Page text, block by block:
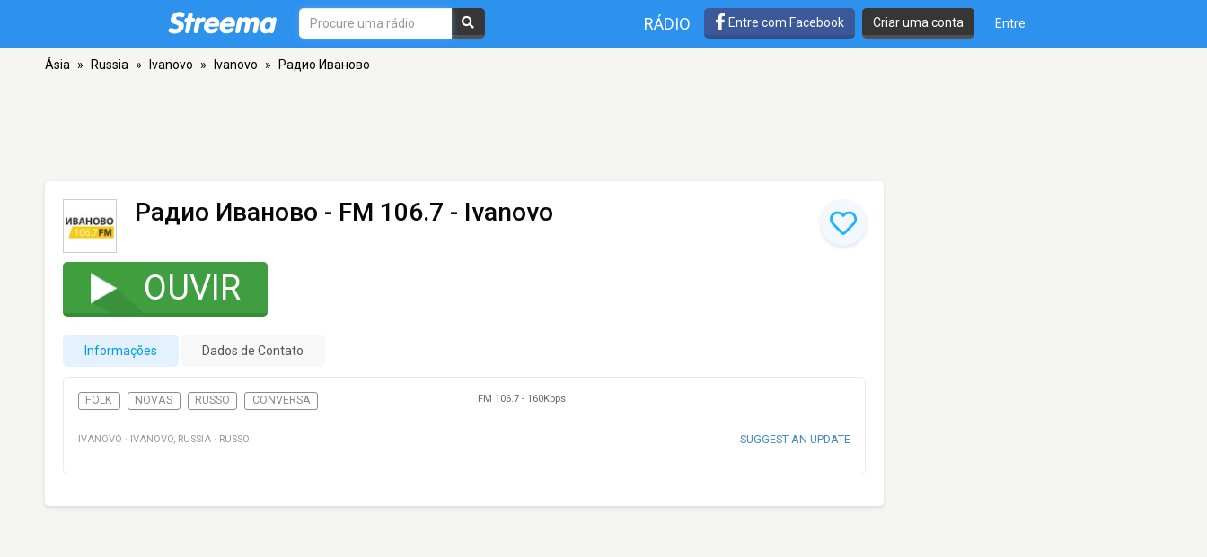
RÁDIO Entre com Facebook Criar uma conta Entre
Ásia » Russia » Ivanovo » Ivanovo » Радио Иваново
Радио Иваново - FM 106.7 - Ivanovo
OUVIR
Informações Dados de Contato
FOLK NOVAS RUSSO CONVERSA FM 106.7 - 160Kbps
IVANOVO · IVANOVO, RUSSIA · RUSSO SUGGEST AN UPDATE